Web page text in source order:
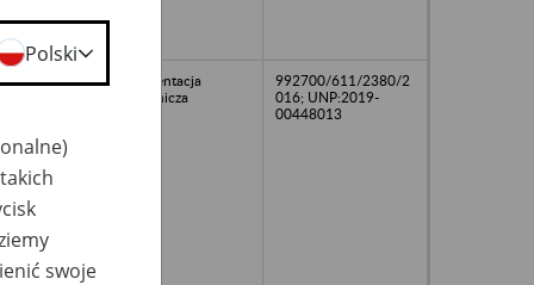
Dokumentacja
pracownicza
992700/611/2380/2
016; UNP:2019-
00448013
Polski
swoje